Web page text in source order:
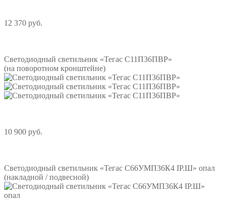
12 370 руб.
Светодиодный светильник «Тегас С11П36ПВР»
(на поворотном кронштейне)
10 900 руб.
Светодиодный светильник «Тегас С66УМП36К4 IP.Ш» опал
(накладной / подвесной)